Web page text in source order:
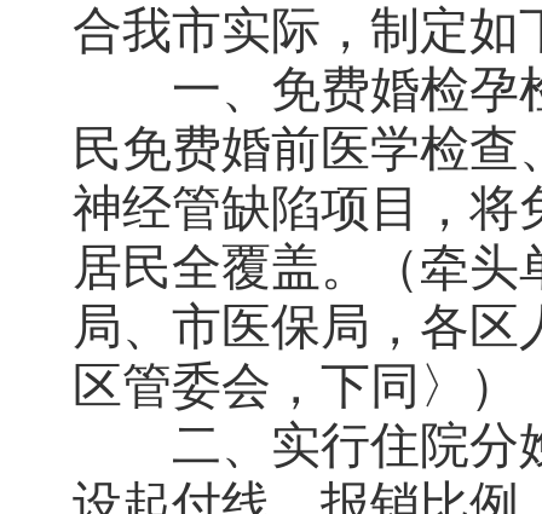
合我市实际，制定如
一、免费婚检孕检
民免费婚前医学检
神经管缺陷项目，将
居民全覆盖。（牵
局、市医保局，各
区管委会，下同〉）
二、实行住院分娩